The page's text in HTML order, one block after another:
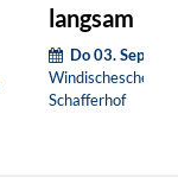
langsam
Do 03.
Schafferhof